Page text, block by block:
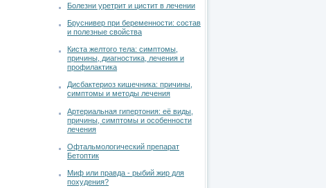
Болезни уретрит и цистит в лечении
Бруснивер при беременности: состав
и полезные свойства
Киста желтого тела: симптомы,
причины, диагностика, лечения и
профилактика
Дисбактериоз кишечника: причины,
симптомы и методы лечения
Артериальная гипертония: её виды,
причины, симптомы и особенности
лечения
Офтальмологический препарат
Бетоптик
Миф или правда - рыбий жир для
похудения?